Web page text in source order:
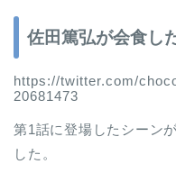
佐田篤弘が会食し
https://twitter.com/
20681473
第1話に登場したシーン
した。